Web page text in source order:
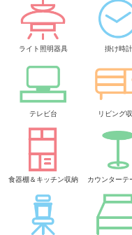
ライト照明器具 掛け時計
テレビ台 リビング
食器棚＆キッチン収納 カウンターテ